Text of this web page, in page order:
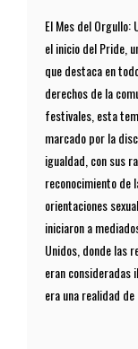
El Mes del Orgullo:
el inicio del Pride,
que destaca en
derechos de la
festivales, esta
marcado por la
igualdad, con sus
reconocimiento de
orientaciones
iniciaron a
Unidos, donde las
eran consideradas
era una realidad